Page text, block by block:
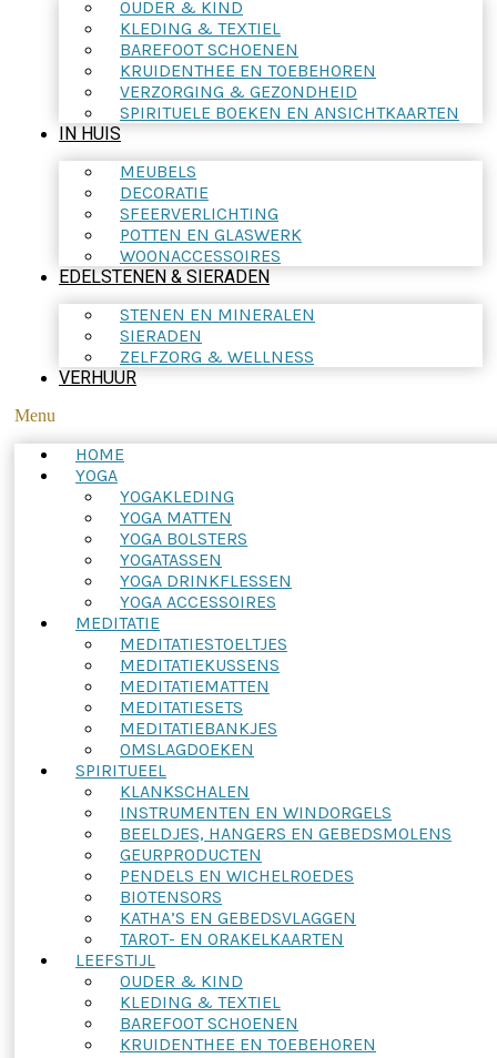
OUDER & KIND
KLEDING & TEXTIEL
BAREFOOT SCHOENEN
KRUIDENTHEE EN TOEBEHOREN
VERZORGING & GEZONDHEID
SPIRITUELE BOEKEN EN ANSICHTKAARTEN
IN HUIS
MEUBELS
DECORATIE
SFEERVERLICHTING
POTTEN EN GLASWERK
WOONACCESSOIRES
EDELSTENEN & SIERADEN
STENEN EN MINERALEN
SIERADEN
ZELFZORG & WELLNESS
VERHUUR
Menu
HOME
YOGA
YOGAKLEDING
YOGA MATTEN
YOGA BOLSTERS
YOGATASSEN
YOGA DRINKFLESSEN
YOGA ACCESSOIRES
MEDITATIE
MEDITATIESTOELTJES
MEDITATIEKUSSENS
MEDITATIEMATTEN
MEDITATIESETS
MEDITATIEBANKJES
OMSLAGDOEKEN
SPIRITUEEL
KLANKSCHALEN
INSTRUMENTEN EN WINDORGELS
BEELDJES, HANGERS EN GEBEDSMOLENS
GEURPRODUCTEN
PENDELS EN WICHELROEDES
BIOTENSORS
KATHA’S EN GEBEDSVLAGGEN
TAROT- EN ORAKELKAARTEN
LEEFSTIJL
OUDER & KIND
KLEDING & TEXTIEL
BAREFOOT SCHOENEN
KRUIDENTHEE EN TOEBEHOREN